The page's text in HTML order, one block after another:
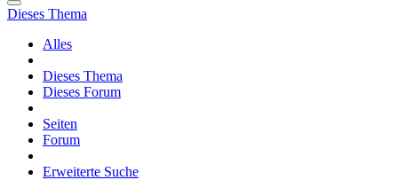
Dieses Thema
Alles
Dieses Thema
Dieses Forum
Seiten
Forum
Erweiterte Suche